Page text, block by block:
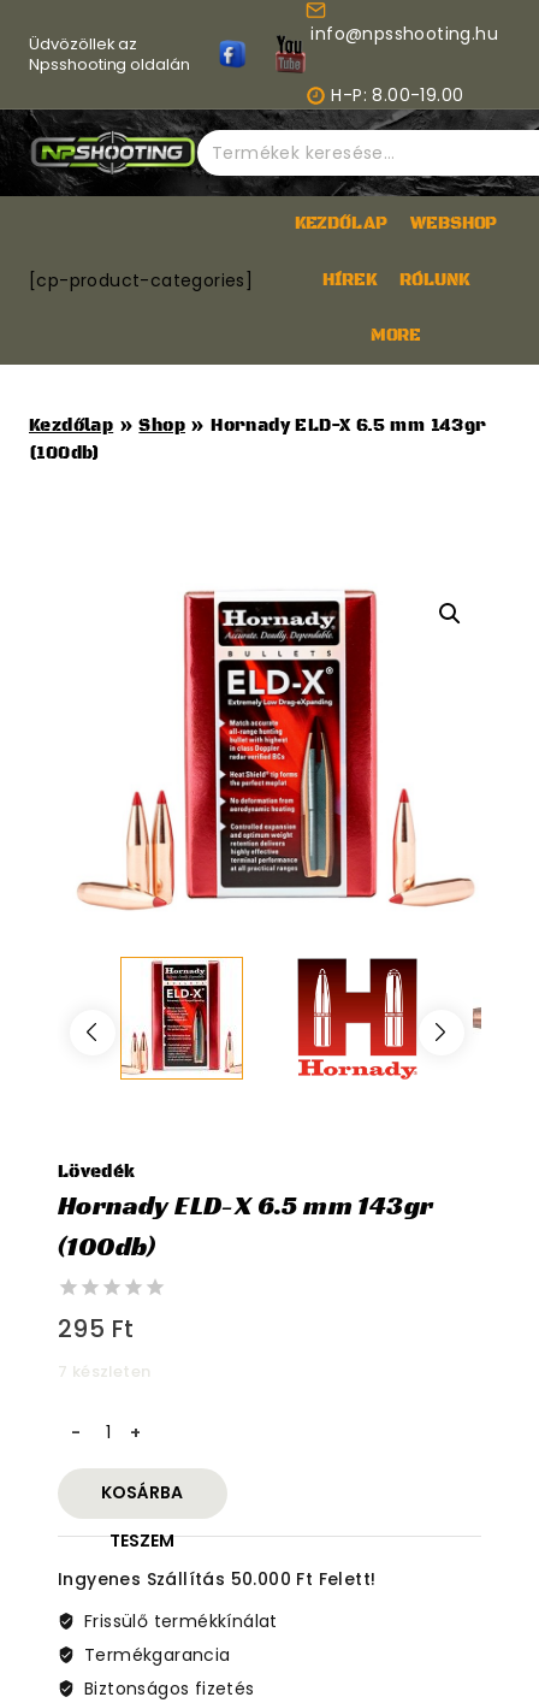
content
Üdvözöllek az
Npsshooting oldalán
info@npsshooting.hu
H-P: 8.00-19.00
Keresés
a
következőre:
[cp-product-categories]
KEZDŐLAP WEBSHOP
HÍREK RÓLUNK
MORE
Kezdőlap »Shop »Hornady ELD-X 6.5 mm 143gr
(100db)
Lövedék
Hornady ELD-X 6.5 mm 143gr
(100db)
0
out
of
295 Ft
7 készleten
Hornady
X
6.5
mm
143gr
(100db)
KOSÁRBA
TESZEM
Ingyenes Szállítás 50.000 Ft Felett!
Frissülő termékkínálat
Termékgarancia
Biztonságos fizetés